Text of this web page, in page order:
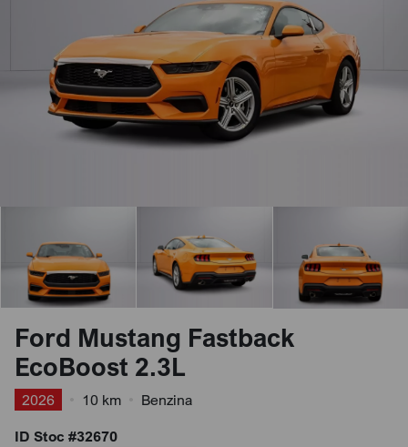
Ford Mustang Fastback
EcoBoost 2.3L
2026 10 km
Benzina
ID Stoc #32670